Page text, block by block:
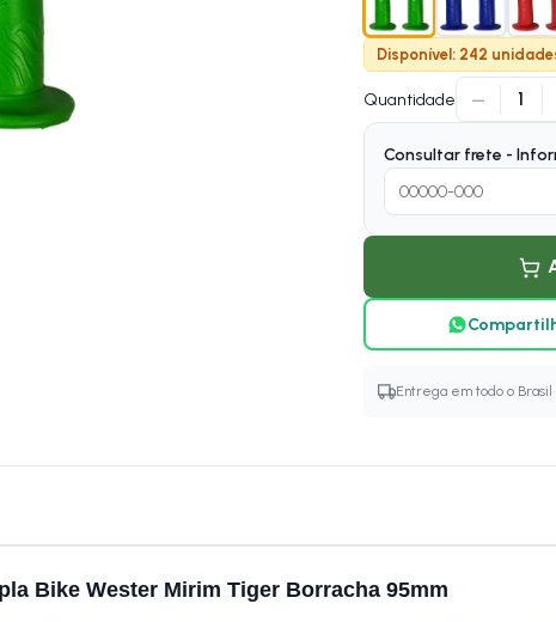
Disponível: 242
Quantidade − 1
Consultar frete -
Entrega em todo o Brasil ·
Bike Wester Mirim Tiger Borracha 95mm